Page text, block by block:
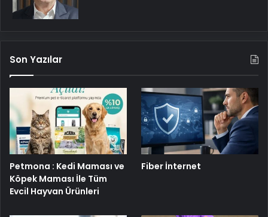
Son Yazılar
Petmona : Kedi Maması ve
Köpek Maması İle Tüm
Evcil Hayvan Ürünleri
Fiber İnternet